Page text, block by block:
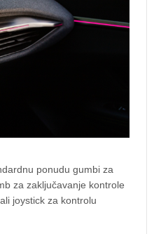
ponudu gumbi za
za zaključavanje kontrole
joystick za kontrolu